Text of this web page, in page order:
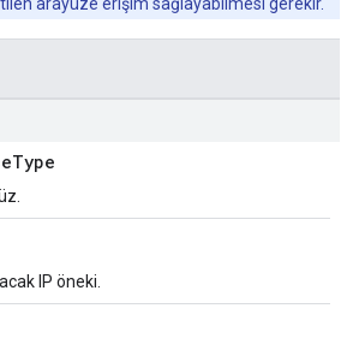
Type
IP öneki.